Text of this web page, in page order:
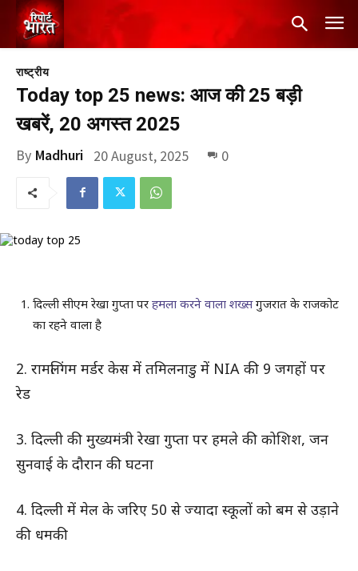
राष्ट्रीय
Today top 25 news: आज की 25 बड़ी
खबरें, 20 अगस्त 2025
By Madhuri 20 August, 2025 0
दिल्ली सीएम रेखा गुप्ता पर हमला करने वाला शख्सगुजरात के राजकोट
का रहने वाला है
2. रामलिंगम मर्डर केस में तमिलनाडु में NIA की 9 जगहों पर
रेड
3. दिल्ली की मुख्यमंत्री रेखा गुप्ता पर हमले की कोशिश, जन
सुनवाई के दौरान की घटना
4. दिल्ली में मेल के जरिए 50 से ज्यादा स्कूलों को बम से उड़ाने
की धमकी